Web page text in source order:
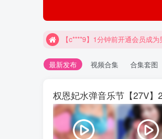
【c****9】1分钟前开通会员成
最新发布 视频合集 合集套图